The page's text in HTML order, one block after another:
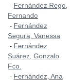
- Fernández Rego,
Fernando
- Fernández
Segura, Vanessa
- Fernández
Suárez, Gonzalo
Fco.
- Fernández, Ana